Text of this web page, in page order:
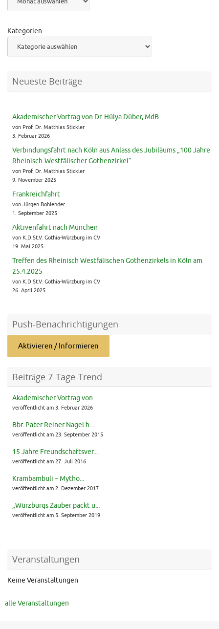
Kategorien
Neueste Beiträge
Akademischer Vortrag von Dr. Hülya Düber, MdB
von Prof. Dr. Matthias Stickler
3. Februar 2026
Verbindungsfahrt nach Köln aus Anlass des Jubiläums „100 Jahre
Rheinisch-Westfälischer Gothenzirkel“
von Prof. Dr. Matthias Stickler
9. November 2025
Frankreichfahrt
von Jürgen Bohlender
1. September 2025
Aktivenfahrt nach München
von K.D.St.V. Gothia-Würzburg im CV
19. Mai 2025
Treffen des Rheinisch Westfälischen Gothenzirkels in Köln am
25.4.2025
von K.D.St.V. Gothia-Würzburg im CV
26. April 2025
Push-Benachrichtigungen
Aktivieren / Informieren
Beiträge 7-Tage-Trend
Akademischer Vortrag von...
veröffentlicht am 3. Februar 2026
Bbr. Pater Reiner Nagel h...
veröffentlicht am 23. September 2015
15 Jahre Freundschaftsver...
veröffentlicht am 27. Juli 2016
Krambambuli – Mytho...
veröffentlicht am 2. Dezember 2017
„Würzburgs Zauber packt u...
veröffentlicht am 5. September 2019
Veranstaltungen
Keine Veranstaltungen
alle Veranstaltungen